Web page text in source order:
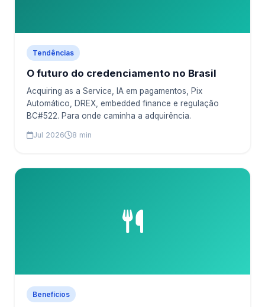
Tendências
O futuro do credenciamento no Brasil
Acquiring as a Service, IA em pagamentos, Pix
Automático, DREX, embedded finance e regulação
BC#522. Para onde caminha a adquirência.
Jul 2026 8 min
Benefícios